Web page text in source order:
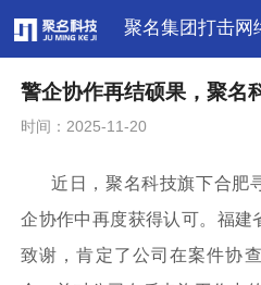
聚名集团打击网
警企协作再结硕果，聚名
时间：2025-11-20
近日，聚名科技旗下合肥
企协作中再度获得认可。 福建
致谢，肯定了公司在案件协